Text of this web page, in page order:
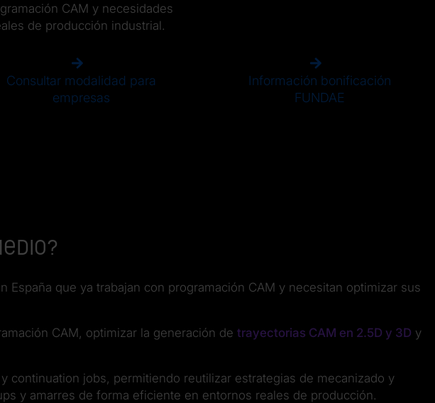
CAM y necesidades
de producción industrial.
Consultar modalidad para
empresas
Información bonificación
FUNDAE
España que ya trabajan con programación CAM y necesitan optimizar sus
CAM, optimizar la generación de trayectorias CAM en 2.5D y 3D y
y continuation jobs, permitiendo reutilizar estrategias de mecanizado y
y amarres de forma eficiente en entornos reales de producción.